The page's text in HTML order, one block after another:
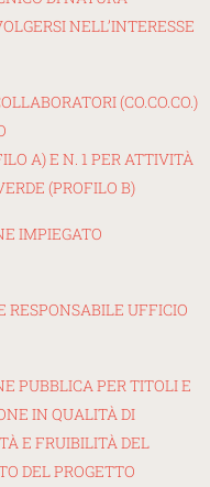
NELL’INTERESSE
(CO.CO.CO.)
A) E N. 1 PER ATTIVITÀ
(PROFILO B)
IMPIEGATO
RESPONSABILE UFFICIO
PUBBLICA PER TITOLI E
IN QUALITÀ DI
E FRUIBILITÀ DEL
DEL PROGETTO